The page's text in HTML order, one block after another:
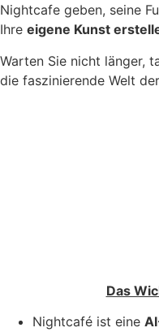
Nightcafe geben, seine
Ihre eigene Kunst
Warten Sie nicht länger,
die faszinierende Welt
Das
Nightcafé ist eine